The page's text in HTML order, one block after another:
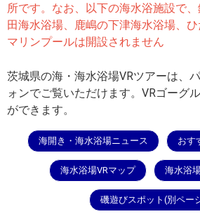
所です。なお、以下の海水浴施設で
田海水浴場、鹿嶋の下津海水浴場、
マリンプールは開設されません
茨城県の海・海水浴場VRツアーは、
ォンでご覧いただけます。VRゴーグ
ができます。
海開き・海水浴場ニュース おす
海水浴場VRマップ 海水浴
磯遊びスポット(別ペー